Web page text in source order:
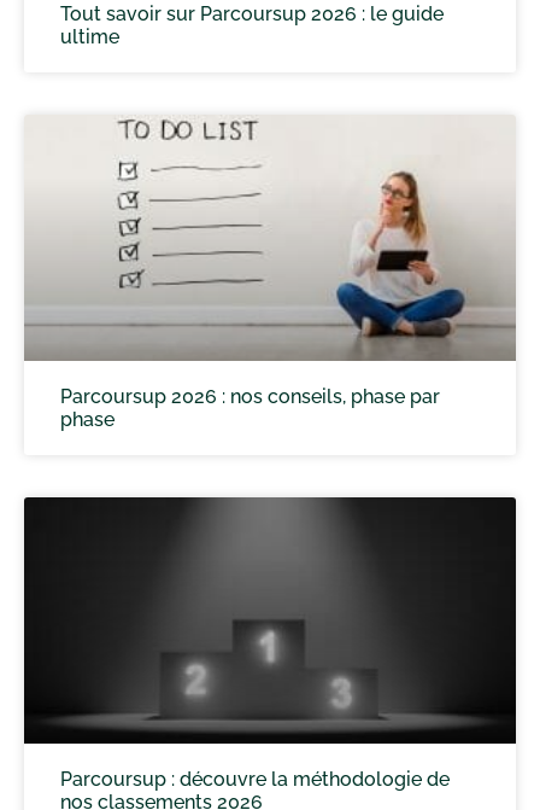
Tout savoir sur Parcoursup 2026 : le guide
ultime
Parcoursup 2026 : nos conseils, phase par
phase
Parcoursup : découvre la méthodologie de
nos classements 2026